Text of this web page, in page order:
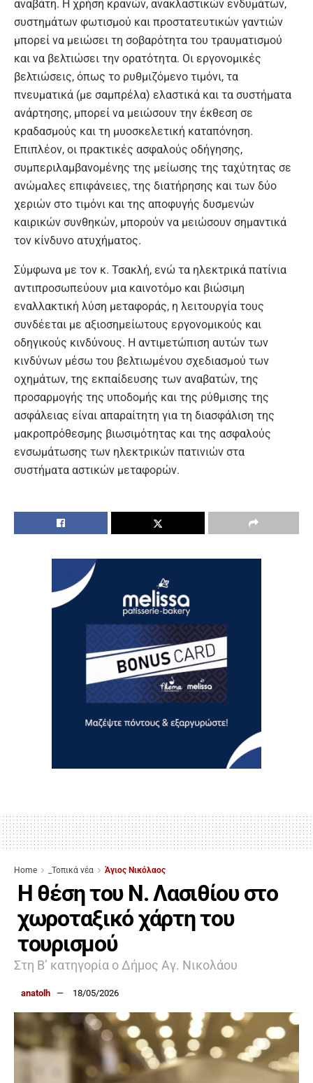
αναβάτη. Η χρήση κρανών, ανακλαστικών ενδυμάτων,
συστημάτων φωτισμού και προστατευτικών γαντιών
μπορεί να μειώσει τη σοβαρότητα του τραυματισμού
και να βελτιώσει την ορατότητα. Οι εργονομικές
βελτιώσεις, όπως το ρυθμιζόμενο τιμόνι, τα
πνευματικά (με σαμπρέλα) ελαστικά και τα συστήματα
ανάρτησης, μπορεί να μειώσουν την έκθεση σε
κραδασμούς και τη μυοσκελετική καταπόνηση.
Επιπλέον, οι πρακτικές ασφαλούς οδήγησης,
συμπεριλαμβανομένης της μείωσης της ταχύτητας σε
ανώμαλες επιφάνειες, της διατήρησης και των δύο
χεριών στο τιμόνι και της αποφυγής δυσμενών
καιρικών συνθηκών, μπορούν να μειώσουν σημαντικά
τον κίνδυνο ατυχήματος.
Σύμφωνα με τον κ. Τσακλή, ενώ τα ηλεκτρικά πατίνια
αντιπροσωπεύουν μια καινοτόμο και βιώσιμη
εναλλακτική λύση μεταφοράς, η λειτουργία τους
συνδέεται με αξιοσημείωτους εργονομικούς και
οδηγικούς κινδύνους. Η αντιμετώπιση αυτών των
κινδύνων μέσω του βελτιωμένου σχεδιασμού των
οχημάτων, της εκπαίδευσης των αναβατών, της
προσαρμογής της υποδομής και της ρύθμισης της
ασφάλειας είναι απαραίτητη για τη διασφάλιση της
μακροπρόθεσμης βιωσιμότητας και της ασφαλούς
ενσωμάτωσης των ηλεκτρικών πατινιών στα
συστήματα αστικών μεταφορών.
Home _Τοπικά νέα Άγιος Νικόλαος
Η θέση του Ν. Λασιθίου στο
χωροταξικό χάρτη του
τουρισμού
Στη Β’ κατηγορία ο Δήμος Αγ. Νικολάου
anatolh 18/05/2026